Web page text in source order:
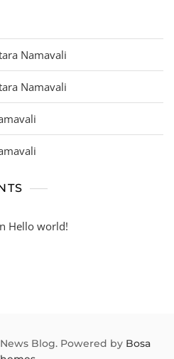
Namavali
Namavali
Hello world!
Blog. Powered by Bosa